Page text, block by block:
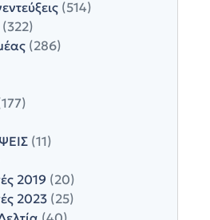
(514)
(286)
(11)
2019 (20)
2023(25)